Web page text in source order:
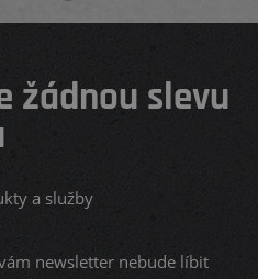
žádnou slevu
a služby
newsletter nebude líbit